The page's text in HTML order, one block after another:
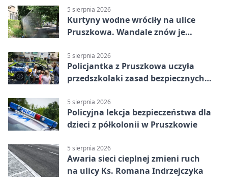
5 sierpnia 2026
Kurtyny wodne wróciły na ulice
Pruszkowa. Wandale znów je
5 sierpnia 2026
Policjantka z Pruszkowa uczyła
przedszkolaki zasad bezpiecznych
5 sierpnia 2026
Policyjna lekcja bezpieczeństwa dla
dzieci z półkolonii w Pruszkowie
5 sierpnia 2026
Awaria sieci cieplnej zmieni ruch
na ulicy Ks. Romana Indrzejczyka